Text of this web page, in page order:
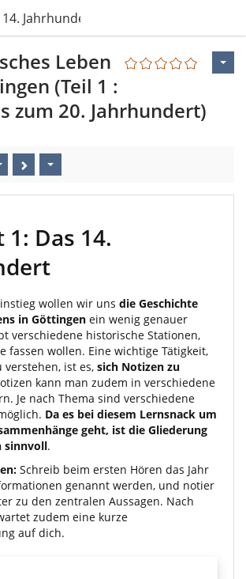
Jahrhundert
Leben
(Teil 1 :
zum 20. Jahrhundert)
14. Jahrhundert
1: Das 14.
wollen wir uns die Geschichte
in Göttingen ein wenig genauer
verschiedene historische Stationen,
fassen wollen. Eine wichtige Tätigkeit,
verstehen, ist es, sich Notizen zu
kann man zudem in verschiedene
Je nach Thema sind verschiedene
Da es bei diesem Lernsnack um
geht, ist die Gliederung
sinnvoll.
Schreib beim ersten Hören das Jahr
genannt werden, und notier
zu den zentralen Aussagen. Nach
zudem eine kurze
auf dich.